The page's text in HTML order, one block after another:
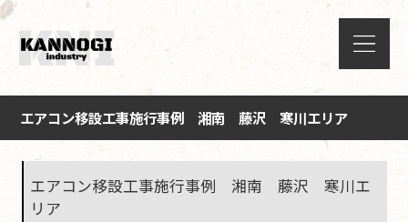
エアコン移設工事施行事例 湘南 藤沢 寒川エリア
エアコン移設工事施行事例 湘南 藤沢 寒川エ
リア